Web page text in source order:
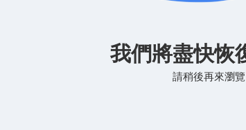
我們將盡快恢
請稍後再來瀏覽